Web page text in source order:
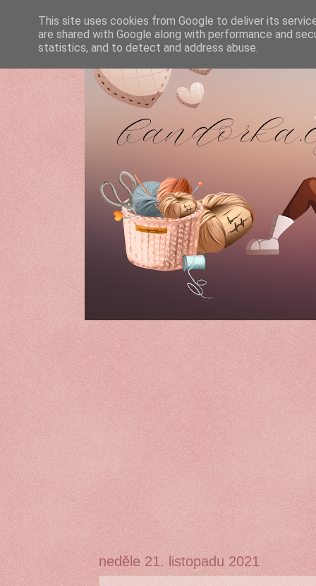
neděle 21. listopadu 2021
This site uses cookies from Google to deliver its
are shared with Google along with performance and
statistics, and to detect and address abuse.